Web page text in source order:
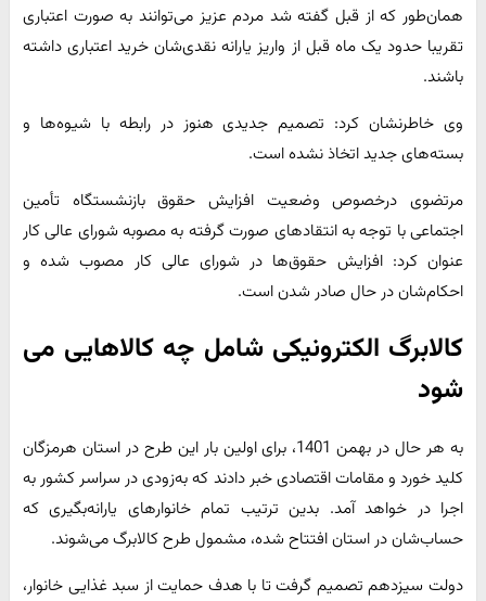
همان‌طور که از قبل گفته شد مردم عزیز می‌توانند به صورت اعتباری
تقریبا حدود یک ماه قبل از واریز یارانه نقدی‌شان خرید اعتباری داشته
باشند.
وی خاطرنشان کرد: تصمیم جدیدی هنوز در رابطه با شیوه‌ها و
بسته‌های جدید اتخاذ نشده است.
مرتضوی درخصوص وضعیت افزایش حقوق بازنشستگاه تأمین
اجتماعی با توجه به انتقادهای صورت گرفته به مصوبه شورای عالی کار
عنوان کرد: افزایش حقوق‌ها در شورای عالی کار مصوب شده و
احکام‌شان در حال صادر شدن است.
کالابرگ الکترونیکی شامل چه کالاهایی می
شود
به هر حال در بهمن 1401، برای اولین بار این طرح در استان هرمزگان
کلید خورد و مقامات اقتصادی خبر دادند که به‌زودی در سراسر کشور به
اجرا در خواهد آمد. بدین ترتیب تمام خانوارهای یارانه‌بگیری که
حساب‌شان در استان افتتاح شده، مشمول طرح کالابرگ می‌شوند.
دولت سیزدهم تصمیم گرفت تا با هدف حمایت از سبد غذایی خانوار،